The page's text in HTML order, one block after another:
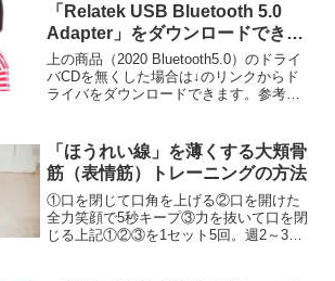
「Relatek USB Bluetooth 5.0
Adapter」をダウンロードできま
す【2020 Bluetooth5.0】
Bluetooth USBアダプタ ブルー
トゥース子機 PC用/ナノサイ
タ Windows10 apt-X 対応
Class2 Bluetooth Dongle 超小型
Ver5.0 apt-x EDR/LE対応(省電力)
Bluetooth USBアダプタ ドング
ル Bluetoothアダプター
上の商品（2020 Bluetooth5.0）のドライ
バCDを無くした場合は↓のリンクからド
ライバをダウンロードできます。参考サ
「ほうれい線」を薄くする大頬骨
筋（表情筋）トレーニングの方法
①口を閉じて口角を上げる②口を開けた
全力笑顔で5秒キープ③力を抜いて口を閉
じる上記①②③を1セット5回。週2～3回